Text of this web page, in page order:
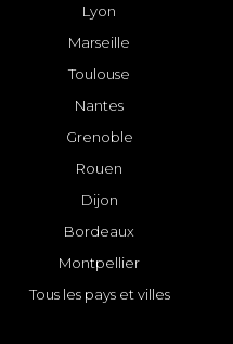
Lyon
Marseille
Toulouse
Nantes
Grenoble
Rouen
Dijon
Bordeaux
Montpellier
Tous les pays et villes